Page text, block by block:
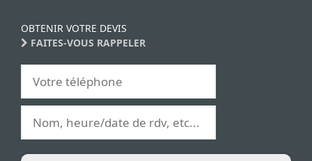
OBTENIR VOTRE DEVIS
FAITES-VOUS RAPPELER